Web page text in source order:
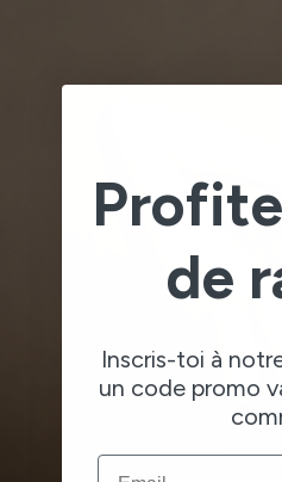
de
Inscris-toi à
un code promo
EMAIL